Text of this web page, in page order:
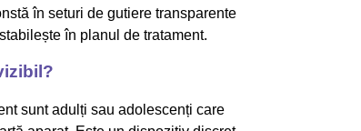
în seturi de gutiere transparente
în planul de tratament.
sunt adulți sau adolescenți care